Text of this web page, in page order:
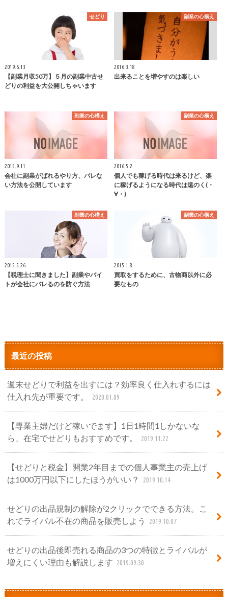
せどり
2019.6.13
【副業月収50万】５月の副業中古せ
どりの利益を大公開しちゃいます
副業の心構え
2016.3.18
出来ることを増やすのは楽しい
副業の心構え
2015.9.11
会社に副業がばれるやり方、バレな
い方法を公開しています
副業の心構え
2016.5.2
個人でも稼げる時代は来るけど、楽
に稼げるようになる時代は遠のく(・
∀・)
副業の心構え
2015.5.26
【税理士に聞きました】副業やバイ
トが会社にバレるのを防ぐ方法
副業の心構え
2015.1.8
買取をするために、古物商以外に必
要なもの
最近の投稿
週末せどりで利益を出すには？効率良く仕入れするには
仕入れ先が重要です。
2020.01.09
【専業主婦だけど稼いでます】1日1時間1しかないな
ら、在宅でせどりもおすすめです。
2019.11.22
【せどりと税金】開業2年目までの個人事業主の売上げ
は1000万円以下にしたほうがいい？
2019.10.14
せどりの出品規制の解除が2クリックでできる方法。こ
れでライバル不在の商品を販売しよう
2019.10.07
せどりの出品後即売れる商品の3つの特徴とライバルが
増えにくい理由も解説します 2019.09.30